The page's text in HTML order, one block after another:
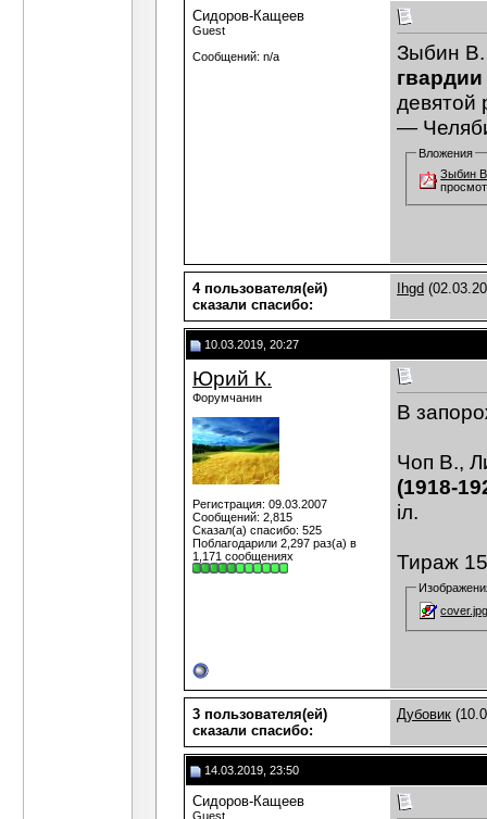
Сидоров-Кащеев
Guest
Сообщений: n/a
Зыбин
девятой
—
Вложения
Зыбин
4 пользователя(ей)
сказали cпасибо:
Ihgd
10.03.2019, 20:27
Юрий К.
Форумчанин
Регистрация: 09.03.2007
Сообщений: 2,815
Сказал(а) спасибо: 525
Поблагодарили 2,297 раз(а) в
1,171 сообщениях
В
Чоп В.,
(1918-
іл.
Тираж
3 пользователя(ей)
сказали cпасибо:
Дубовик
14.03.2019, 23:50
Сидоров-Кащеев
Guest